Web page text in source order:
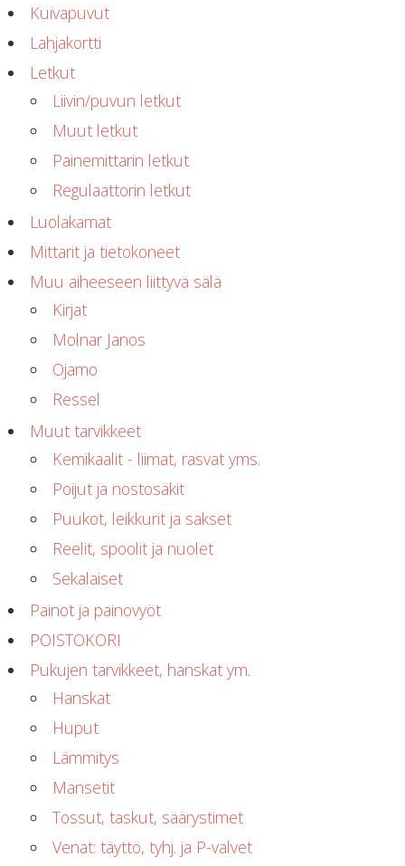
Kuivapuvut
Lahjakortti
Letkut
Liivin/puvun letkut
Muut letkut
Painemittarin letkut
Regulaattorin letkut
Luolakamat
Mittarit ja tietokoneet
Muu aiheeseen liittyvä sälä
Kirjat
Molnar Janos
Ojamo
Ressel
Muut tarvikkeet
Kemikaalit - liimat, rasvat yms.
Poijut ja nostosäkit
Puukot, leikkurit ja sakset
Reelit, spoolit ja nuolet
Sekalaiset
Painot ja painovyöt
POISTOKORI
Pukujen tarvikkeet, hanskat ym.
Hanskat
Huput
Lämmitys
Mansetit
Tossut, taskut, säärystimet
Venat: täyttö, tyhj. ja P-valvet